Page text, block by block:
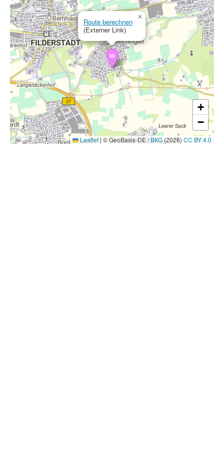
Route berechnen
(Externer Link)
×
+
−
Leaflet | © GeoBasis-DE /BKG (2026) CC BY 4.0